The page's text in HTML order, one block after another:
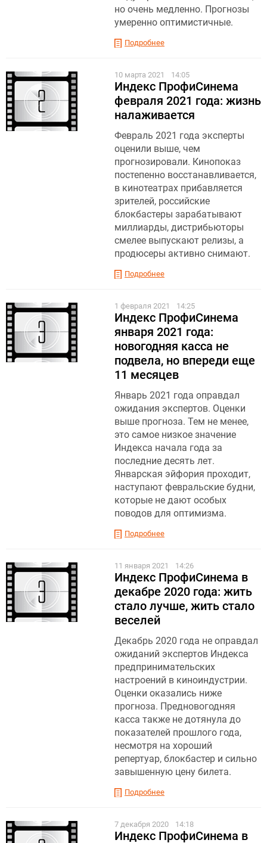
но очень медленно. Прогнозы
умеренно оптимистичные.
Подробнее
10 марта 2021 14:05
Индекс ПрофиСинема
февраля 2021 года: жизнь
налаживается
Февраль 2021 года эксперты
оценили выше, чем
прогнозировали. Кинопоказ
постепенно восстанавливается,
в кинотеатрах прибавляется
зрителей, российские
блокбастеры зарабатывают
миллиарды, дистрибьюторы
смелее выпускают релизы, а
продюсеры активно снимают.
Подробнее
1 февраля 2021 14:25
Индекс ПрофиСинема
января 2021 года:
новогодняя касса не
подвела, но впереди еще
11 месяцев
Январь 2021 года оправдал
ожидания экспертов. Оценки
выше прогноза. Тем не менее,
это самое низкое значение
Индекса начала года за
последние десять лет.
Январская эйфория проходит,
наступают февральские будни,
которые не дают особых
поводов для оптимизма.
Подробнее
11 января 2021 14:26
Индекс ПрофиСинема в
декабре 2020 года: жить
стало лучше, жить стало
веселей
Декабрь 2020 года не оправдал
ожиданий экспертов Индекса
предпринимательских
настроений в киноиндустрии.
Оценки оказались ниже
прогноза. Предновогодняя
касса также не дотянула до
показателей прошлого года,
несмотря на хороший
репертуар, блокбастер и сильно
завышенную цену билета.
Подробнее
7 декабря 2020 14:18
Индекс ПрофиСинема в